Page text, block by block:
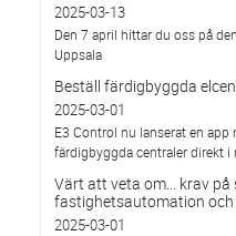
2025-03-13
Den 7 april hittar du oss på
Uppsala
Beställ färdigbyggda
2025-03-01
E3 Control nu lanserat en
färdigbyggda centraler direkt i
Värt att veta om... krav
fastighetsautomation
2025-03-01